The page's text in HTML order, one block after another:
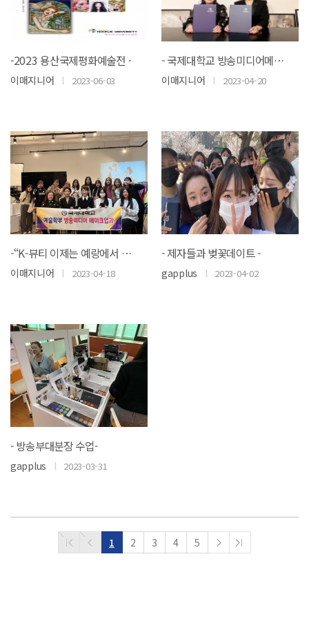
-2023 용산국제평화예술전 -
이매지니어 l 2023-06-03
- 국제대학교 방송미디어메이크업과, (주)예랑 프로덕션과 업무협약 체결 - by 제이컬러 뉴..
이매지니어 l 2023-04-20
-“K-뷰티 이제는 예랑에서 만난다” 국제대학교 방송미디어메이크업과, 예랑프로덕션과 M..
이매지니어 l 2023-04-18
- 제자들과 벚꽃데이트 -
gapplus l 2023-04-02
- 방송부대분장 수업-
gapplus l 2023-03-31
1 2 3 4 5